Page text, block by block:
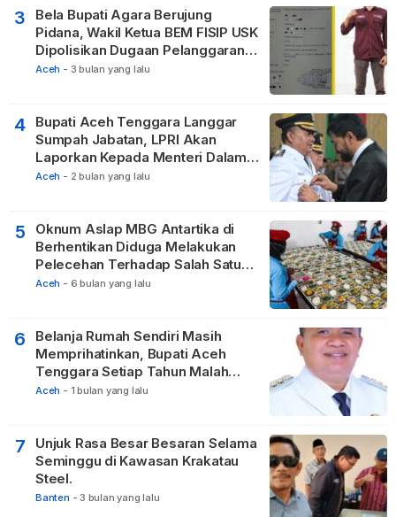
3
Bela Bupati Agara Berujung
Pidana, Wakil Ketua BEM FISIP USK
Dipolisikan Dugaan Pelanggaran
Privasi dan UU ITE
Aceh - 3 bulan yang lalu
4
Bupati Aceh Tenggara Langgar
Sumpah Jabatan, LPRI Akan
Laporkan Kepada Menteri Dalam
Negeri
Aceh - 2 bulan yang lalu
5
Oknum Aslap MBG Antartika di
Berhentikan Diduga Melakukan
Pelecehan Terhadap Salah Satu
Relawan
Aceh - 6 bulan yang lalu
6
Belanja Rumah Sendiri Masih
Memprihatinkan, Bupati Aceh
Tenggara Setiap Tahun Malah
Membangun Pasilitas Rumah
Aceh - 1 bulan yang lalu
7
Unjuk Rasa Besar Besaran Selama
Seminggu di Kawasan Krakatau
Steel.
Banten - 3 bulan yang lalu